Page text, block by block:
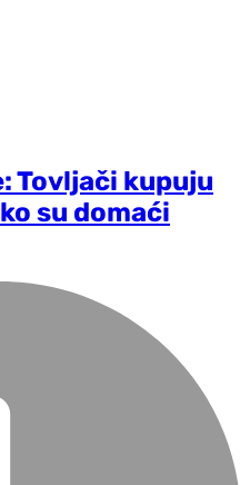
Tovljači kupuju
su domaći